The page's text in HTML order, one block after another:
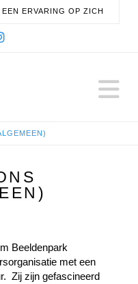
ERVARING OP ZICH
Beeldenpark
met een
Zij zijn gefascineerd